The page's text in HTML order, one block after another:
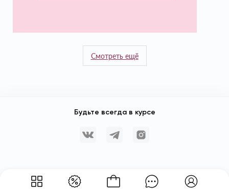
Смотреть ещё
Будьте всегда в курсе